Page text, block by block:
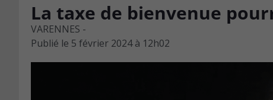
La taxe de bienvenue
VARENNES -
Publié le 5 février 2024 à 12h02